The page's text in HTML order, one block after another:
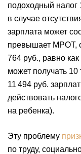
подоходный налог
в случае
зарплата может
превышает МРОТ,
764 руб., равно
может получать
11 494 руб.
действовать
на ребенка).
Эту проблему
по труду,